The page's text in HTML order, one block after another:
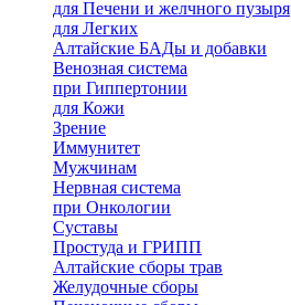
для Печени и желчного пузыря
для Легких
Алтайские БАДы и добавки
Венозная система
при Гиппертонии
для Кожи
Зрение
Иммунитет
Мужчинам
Нервная система
при Онкологии
Суставы
Простуда и ГРИПП
Алтайские сборы трав
Желудочные сборы